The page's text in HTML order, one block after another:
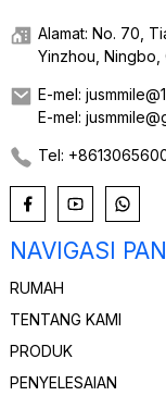
Alamat: No. 70,
Yinzhou, Ningbo,
E-mel:
E-mel:
Tel:
NAVIGASI
RUMAH
TENTANG KAMI
PRODUK
PENYELESAIAN